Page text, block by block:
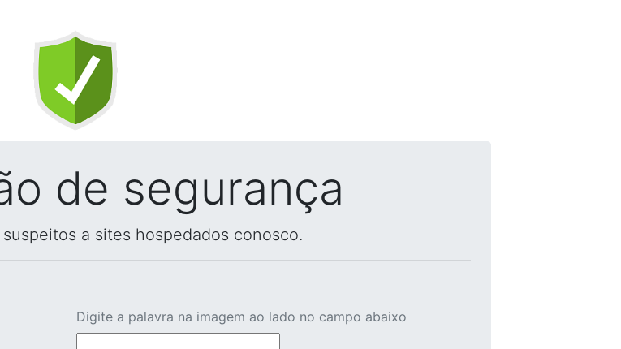
de segurança
a sites hospedados conosco.
Digite a palavra na imagem ao lado no campo abaixo